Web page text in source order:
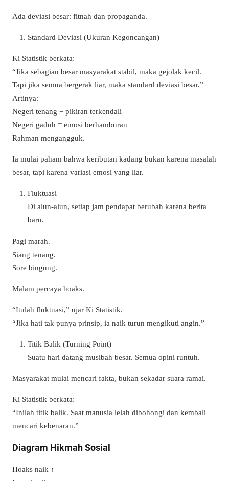
Ada deviasi besar: fitnah dan propaganda.
Standard Deviasi (Ukuran Kegoncangan)
Ki Statistik berkata:
“Jika sebagian besar masyarakat stabil, maka gejolak kecil.
Tapi jika semua bergerak liar, maka standard deviasi besar.”
Artinya:
Negeri tenang = pikiran terkendali
Negeri gaduh = emosi berhamburan
Rahman mengangguk.
Ia mulai paham bahwa keributan kadang bukan karena masalah
besar, tapi karena variasi emosi yang liar.
Fluktuasi
Di alun-alun, setiap jam pendapat berubah karena berita
baru.
Pagi marah.
Siang tenang.
Sore bingung.
Malam percaya hoaks.
“Itulah fluktuasi,” ujar Ki Statistik.
“Jika hati tak punya prinsip, ia naik turun mengikuti angin.”
Titik Balik (Turning Point)
Suatu hari datang musibah besar. Semua opini runtuh.
Masyarakat mulai mencari fakta, bukan sekadar suara ramai.
Ki Statistik berkata:
“Inilah titik balik. Saat manusia lelah dibohongi dan kembali
mencari kebenaran.”
Diagram Hikmah Sosial
Hoaks naik ↑